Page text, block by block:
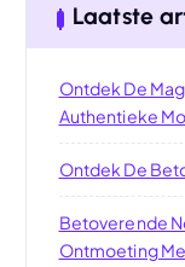
Laatste
Ontdek De
Authentieke
Ontdek De
Betoverende
Ontmoeting